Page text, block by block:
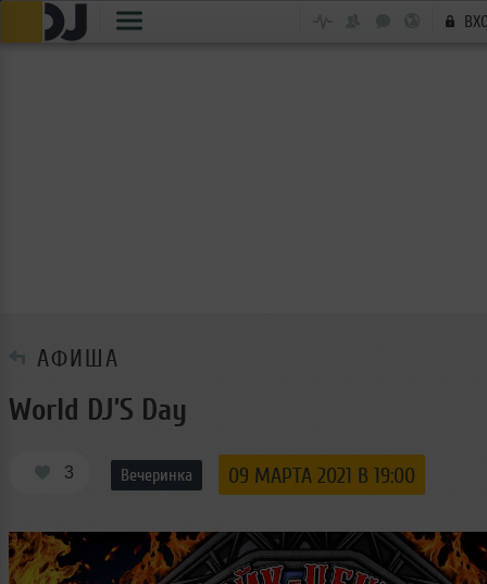
АФИША
World DJ’S Day
3 Вечеринка 09 МАРТА 2021 В 19:00